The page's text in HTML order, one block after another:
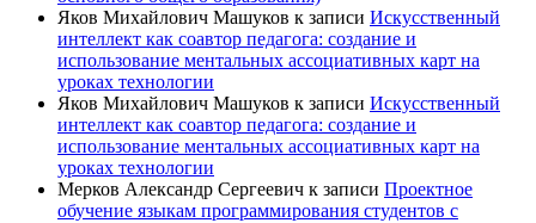
Яков Михайлович Машуков к записи Искусственный
интеллект как соавтор педагога: создание и
использование ментальных ассоциативных карт на
уроках технологии
Яков Михайлович Машуков к записи Искусственный
интеллект как соавтор педагога: создание и
использование ментальных ассоциативных карт на
уроках технологии
Мерков Александр Сергеевич к записи Проектное
обучение языкам программирования студентов с